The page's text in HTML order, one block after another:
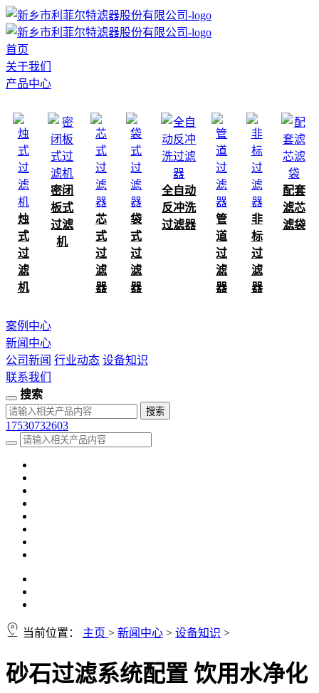
首页
关于我们
产品中心
烛
式
过
滤
机
密闭
板式
过滤
机
芯
式
过
滤
器
袋
式
过
滤
器
全自动
反冲洗
过滤器
管
道
过
滤
器
非
标
过
滤
器
配套
滤芯
滤袋
案例中心
新闻中心
公司新闻 行业动态 设备知识
联系我们
搜索
17530732603
当前位置： 主页 > 新闻中心 > 设备知识 >
砂石过滤系统配置 饮用水净化